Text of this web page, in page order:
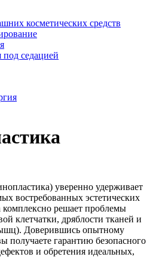
косметических средств
под седацией
уверенно удерживает
востребованных эстетических
решает проблемы
клетчатки, дряблости тканей и
Доверившись опытному
получаете гарантию безопасного
и обретения идеальных,